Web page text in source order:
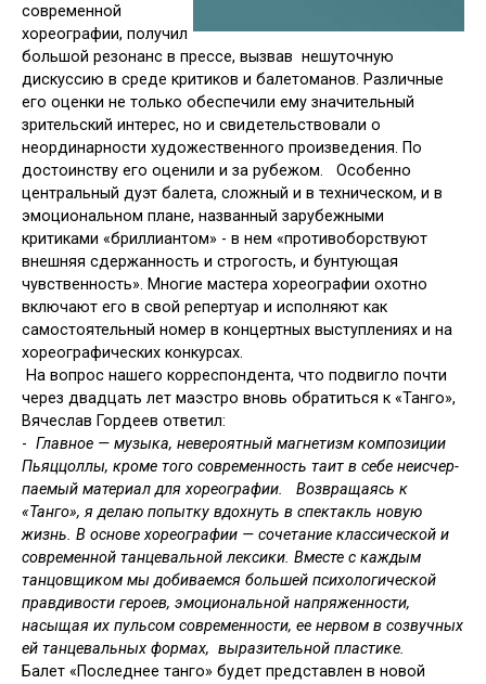
современной
хореографии, получил
большой резонанс в прессе, вызвав нешуточную
дискуссию в среде критиков и балетоманов. Различные
его оценки не только обеспечили ему значительный
зрительский интерес, но и свидетельствовали о
неординарности художественного произведения. По
достоинству его оценили и за рубежом. Особенно
центральный дуэт балета, сложный и в техническом, и в
эмоциональном плане, названный зарубежными
критиками «бриллиантом» - в нем «противоборствуют
внешняя сдержанность и строгость, и бунтующая
чувственность». Многие мастера хореографии охотно
включают его в свой репертуар и исполняют как
самостоятельный номер в концертных выступлениях и на
хореографических конкурсах.
На вопрос нашего корреспондента, что подвигло почти
через двадцать лет маэстро вновь обратиться к «Танго»,
Вячеслав Гордеев ответил:
- Главное — музыка, невероятный магнетизм композиции
Пьяццоллы, кроме того со­вре­мен­ность таит в себе неис­чер­
па­е­мый ма­те­ри­ал для хо­рео­гра­фии.
Возвращаясь к
«Танго», я делаю попытку вдохнуть в спектакль новую
жизнь. В основе хореографии — сочетание классической и
современной танцевальной лексики. Вместе с каждым
танцовщиком мы добиваемся большей психологической
правдивости героев, эмоциональной напряженности,
насыщая их пульсом современности, ее нервом в созвучных
ей тан­це­валь­ных формах, выразительной пластике.
Балет «Последнее танго» будет представлен в новой